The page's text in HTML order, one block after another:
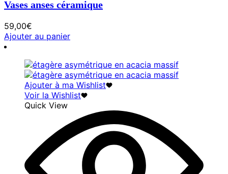
Vases anses céramique
59,00€
Ajouter au panier
Ajouter à ma Wishlist
Voir la Wishlist
Quick View